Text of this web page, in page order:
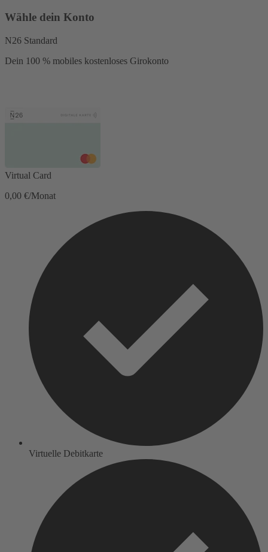
Wähle dein Konto
N26 Standard
Dein 100 % mobiles kostenloses Girokonto
Virtual Card
0,00 €/Monat
Virtuelle Debitkarte